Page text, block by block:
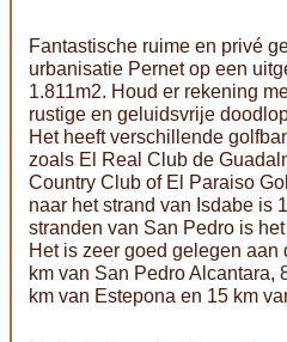
Fantastische ruime en privé
urbanisatie Pernet op een
1.811m2. Houd er rekening
rustige en geluidsvrije
Het heeft verschillende
zoals El Real Club de
Country Club of El Paraiso
naar het strand van Isdabe is
stranden van San Pedro is het
Het is zeer goed gelegen
km van San Pedro Alcantara,
km van Estepona en 15 km